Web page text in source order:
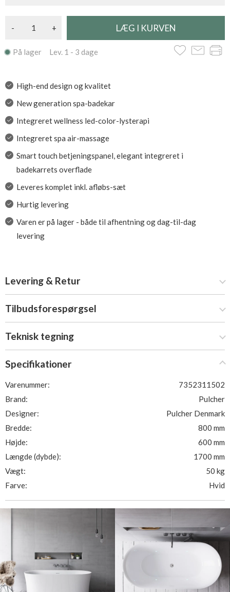
- +
På lager Lev. 1 - 3 dage
High-end design og kvalitet
New generation spa-badekar
Integreret wellness led-color-lysterapi
Integreret spa air-massage
Smart touch betjeningspanel, elegant integreret i
badekarrets overflade
Leveres komplet inkl. afløbs-sæt
Hurtig levering
Varen er på lager - både til afhentning og dag-til-dag
levering
Levering & Retur
Tilbudsforespørgsel
Teknisk tegning
Specifikationer
Varenummer:
7352311502
Brand:
Pulcher
Designer:
Pulcher Denmark
Bredde:
800 mm
Højde:
600 mm
Længde (dybde):
1700 mm
Vægt:
50 kg
Farve:
Hvid